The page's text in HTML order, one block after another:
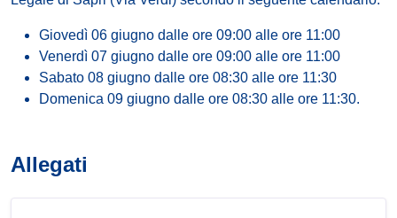
Giovedì 06 giugno dalle ore 09:00 alle ore 11:00
Venerdì 07 giugno dalle ore 09:00 alle ore 11:00
Sabato 08 giugno dalle ore 08:30 alle ore 11:30
Domenica 09 giugno dalle ore 08:30 alle ore 11:30.
Allegati